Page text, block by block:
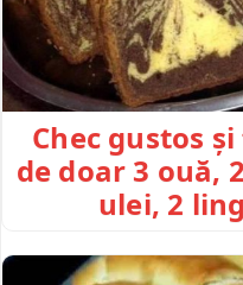
Chec gustos
de doar 3 ouă,
ulei, 2